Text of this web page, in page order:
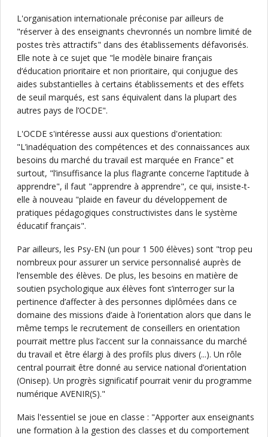
L'organisation internationale préconise par ailleurs de
"réserver à des enseignants chevronnés un nombre limité de
postes très attractifs" dans des établissements défavorisés.
Elle note à ce sujet que "le modèle binaire français
d’éducation prioritaire et non prioritaire, qui conjugue des
aides substantielles à certains établissements et des effets
de seuil marqués, est sans équivalent dans la plupart des
autres pays de l’OCDE".
L'OCDE s'intéresse aussi aux questions d'orientation:
"L’inadéquation des compétences et des connaissances aux
besoins du marché du travail est marquée en France" et
surtout, "l’insuffisance la plus flagrante concerne l’aptitude à
apprendre", il faut "apprendre à apprendre", ce qui, insiste-t-
elle à nouveau "plaide en faveur du développement de
pratiques pédagogiques constructivistes dans le système
éducatif français".
Par ailleurs, les Psy-EN (un pour 1 500 élèves) sont "trop peu
nombreux pour assurer un service personnalisé auprès de
l’ensemble des élèves. De plus, les besoins en matière de
soutien psychologique aux élèves font s’interroger sur la
pertinence d’affecter à des personnes diplômées dans ce
domaine des missions d’aide à l’orientation alors que dans le
même temps le recrutement de conseillers en orientation
pourrait mettre plus l’accent sur la connaissance du marché
du travail et être élargi à des profils plus divers (...). Un rôle
central pourrait être donné au service national d’orientation
(Onisep). Un progrès significatif pourrait venir du programme
numérique AVENIR(S)."
Mais l'essentiel se joue en classe : "Apporter aux enseignants
une formation à la gestion des classes et du comportement